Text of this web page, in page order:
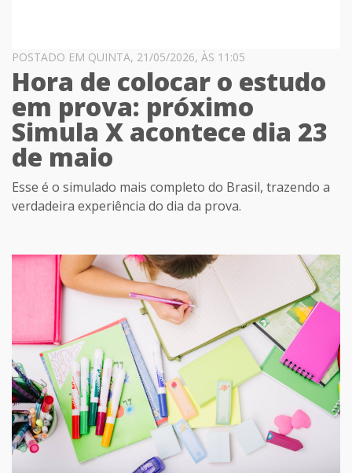
POSTADO EM QUINTA, 21/05/2026, ÀS 11:05
Hora de colocar o estudo
em prova: próximo
Simula X acontece dia 23
de maio
Esse é o simulado mais completo do Brasil, trazendo a
verdadeira experiência do dia da prova.